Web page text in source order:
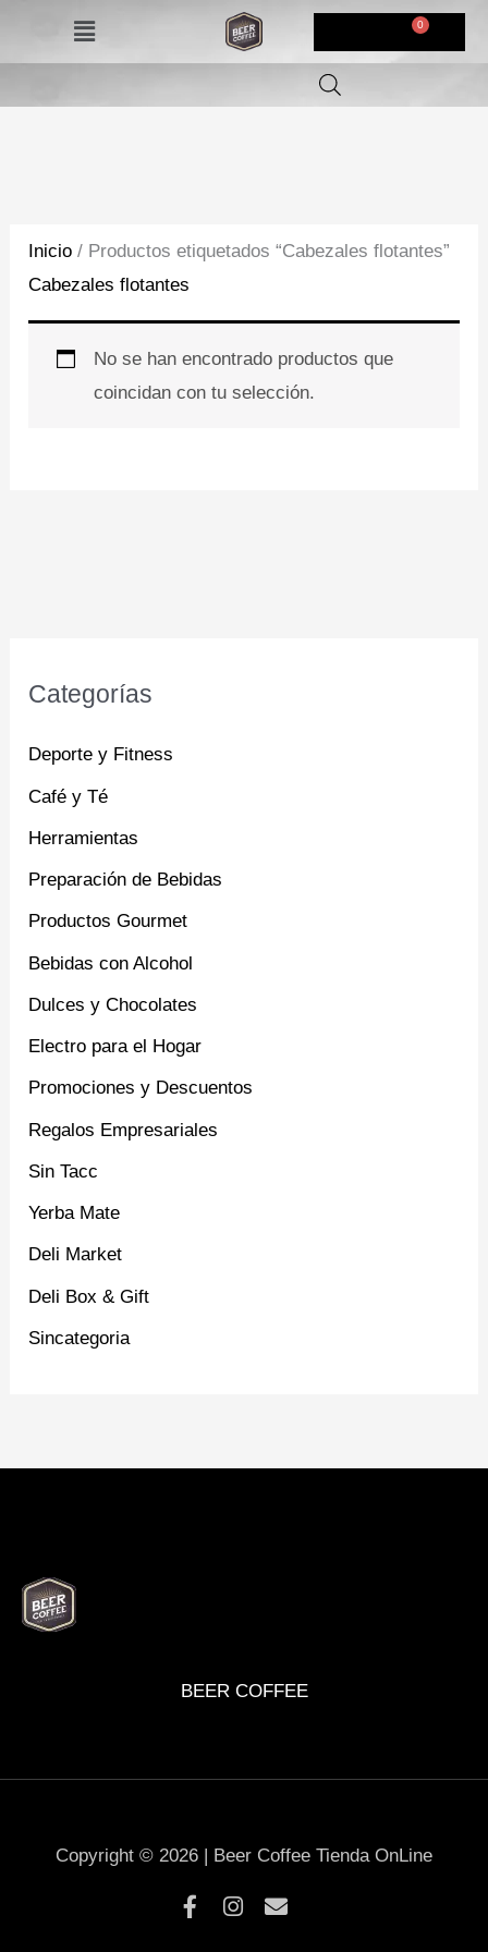
Menú
Categorías
Deporte y Fitness
Café y Té
Herramientas
Preparación de Bebidas
Productos Gourmet
Bebidas con Alcohol
Dulces y Chocolates
Electro para el Hogar
Promociones y Descuentos
Regalos Empresariales
Sin Tacc
Yerba Mate
Deli Market
Deli Box & Gift
Sincategoria
Inicio / Productos etiquetados “Cabezales flotantes”
Cabezales flotantes
No se han encontrado productos que
coincidan con tu selección.
BEER COFFEE
Copyright © 2026 | Beer Coffee Tienda OnLine